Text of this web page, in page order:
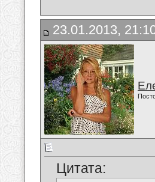
23.01.2013,
Цитата: